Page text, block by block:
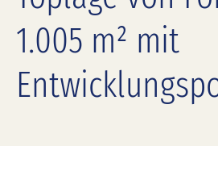
1.005 m² mit